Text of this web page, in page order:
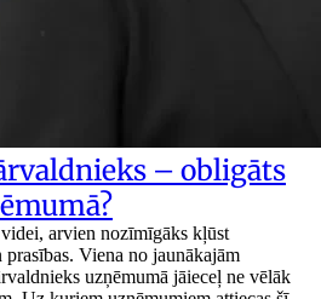
– obligāts
arvien nozīmīgāks kļūst
Viena no jaunākajām
uzņēmumā jāieceļ ne vēlāk